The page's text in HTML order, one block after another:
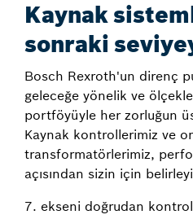
Kaynak
sonraki
Bosch Rexroth'un direnç
geleceğe yönelik ve
portföyüyle her zorluğun
Kaynak kontrollerimiz ve
transformatörlerimiz,
açısından sizin için
7. ekseni doğrudan